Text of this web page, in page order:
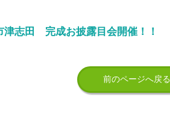
津志田 完成お披露目会開催！！
前のページへ戻る